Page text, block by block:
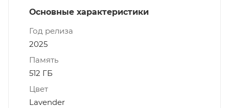
Основные характеристики
Год релиза
2025
Память
512 ГБ
Цвет
Lavender